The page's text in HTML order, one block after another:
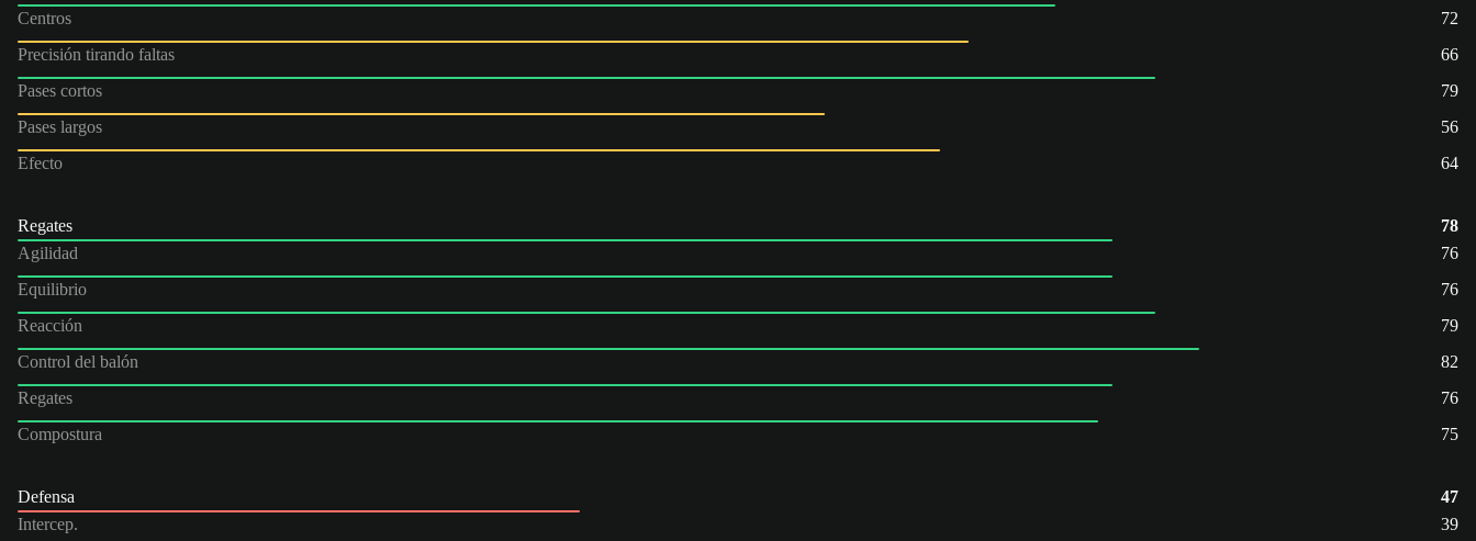
Centros
72
Precisión tirando faltas
66
Pases cortos
79
Pases largos
56
Efecto
64
Regates
78
Agilidad
76
Equilibrio
76
Reacción
79
Control del balón
82
Regates
76
Compostura
75
Defensa
47
Intercep.
39